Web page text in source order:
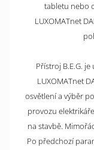
tabletu nebo
LUXOMATnet
Přístroj B.E.G.
LUXOMATnet
osvětlení a výběr
provozu
na stavbě.
Po předchozí